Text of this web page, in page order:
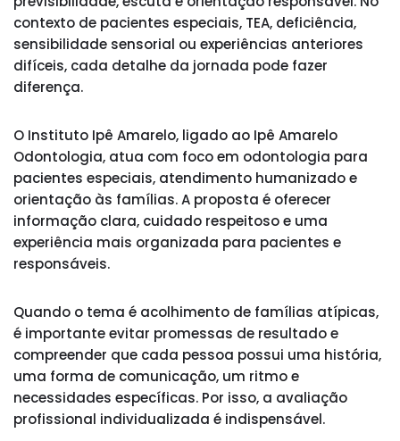
contexto de pacientes especiais, TEA, deficiência,
sensibilidade sensorial ou experiências anteriores
difíceis, cada detalhe da jornada pode fazer
diferença.
O Instituto Ipê Amarelo, ligado ao Ipê Amarelo
Odontologia, atua com foco em odontologia para
pacientes especiais, atendimento humanizado e
orientação às famílias. A proposta é oferecer
informação clara, cuidado respeitoso e uma
experiência mais organizada para pacientes e
responsáveis.
Quando o tema é acolhimento de famílias atípicas,
é importante evitar promessas de resultado e
compreender que cada pessoa possui uma história,
uma forma de comunicação, um ritmo e
necessidades específicas. Por isso, a avaliação
profissional individualizada é indispensável.